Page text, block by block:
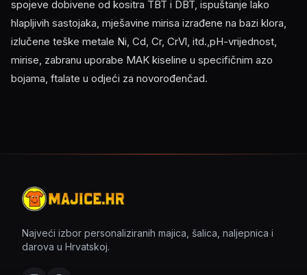
spojeve dobivene od kositra TBT i DBT, ispuštanje lako
hlapljivih sastojaka, mješavine mirisa izrađene na bazi klora,
izlučene teške metale Ni, Cd, Cr, CrVl, itd.,pH-vrijednost,
mirise, zabranu uporabe MAK kiseline u specifičnim azo
bojama, ftalate u odjeći za novorođenčad.
Najveći izbor personaliziranih majica, šalica, naljepnica i
darova u Hrvatskoj.